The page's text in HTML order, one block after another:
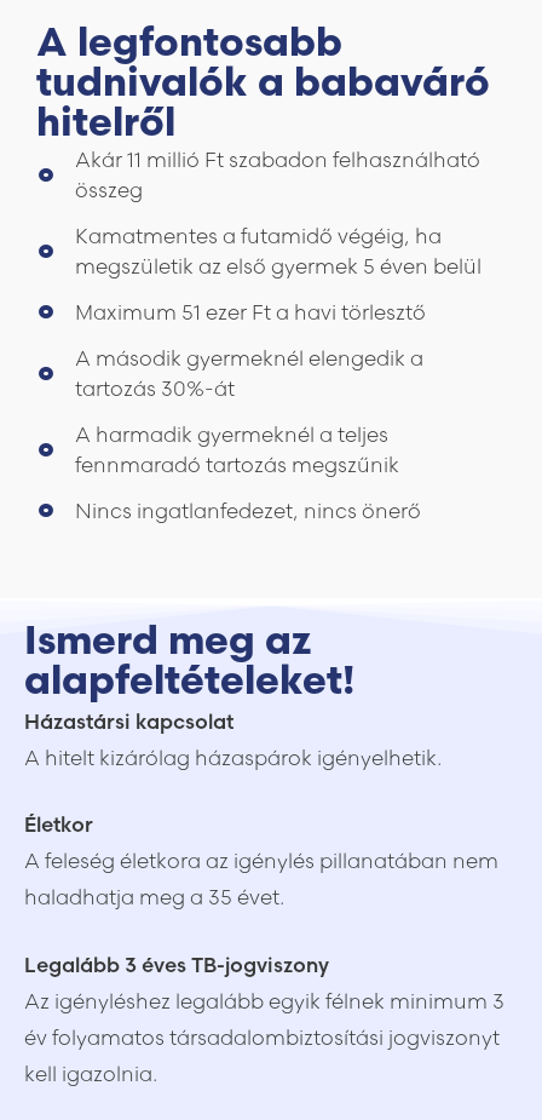
A legfontosabb
tudnivalók a babaváró
hitelről
Akár 11 millió Ft szabadon felhasználható
összeg
Kamatmentes a futamidő végéig, ha
megszületik az első gyermek 5 éven belül
Maximum 51 ezer Ft a havi törlesztő
A második gyermeknél elengedik a
tartozás 30%-át
A harmadik gyermeknél a teljes
fennmaradó tartozás megszűnik
Nincs ingatlanfedezet, nincs önerő
Ismerd meg az
alapfeltételeket!
Házastársi kapcsolat
A hitelt kizárólag házaspárok igényelhetik.
Életkor
A feleség életkora az igénylés pillanatában nem
haladhatja meg a 35 évet.
Legalább 3 éves TB-jogviszony
Az igényléshez legalább egyik félnek minimum 3
év folyamatos társadalombiztosítási jogviszonyt
kell igazolnia.